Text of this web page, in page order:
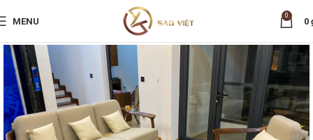
MENU
0
0